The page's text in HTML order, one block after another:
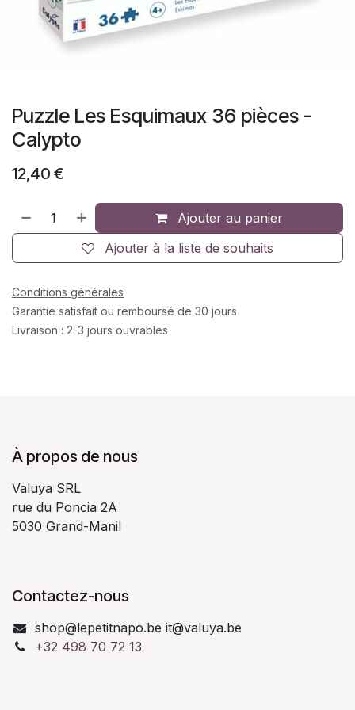
Puzzle Les Esquimaux 36 pièces -
Calypto
12,40 €
Ajouter au panier
Ajouter à la liste de souhaits
Conditions générales
Garantie satisfait ou remboursé de 30 jours
Livraison : 2-3 jours ouvrables
À propos de nous
Valuya SRL
rue du Poncia 2A
5030 Grand-Manil
Contactez-nous
shop@lepetitnapo.be it@valuya.be
+32 498 70 72 13